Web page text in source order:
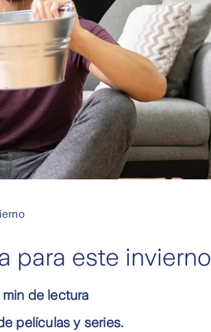
para este invierno
min de lectura
películas y series.